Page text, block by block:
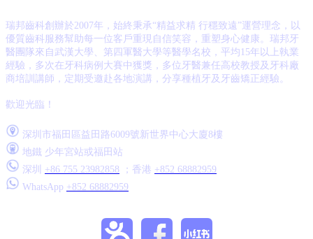
瑞邦齒科創辦於2007年，始終秉承“精益求精 行穩致遠”運營理念，以
優質齒科服務幫助每一位客戶重現自信笑容，重塑身心健康。 瑞邦牙
醫團隊來自武漢大學、第四軍醫大學等醫學名校，平均15年以上執業
經驗，多次在牙科病例大賽中獲獎，多位牙醫兼任高校教授及牙科廠
商培訓講師，定期受邀赴各地演講，分享種植牙及牙齒矯正經驗。
歡迎光臨！
深圳市福田區益田路6009號新世界中心大廈8樓
地鐵 少年宮站或福田站
深圳 +86 755 23982858 ；香港 +852 68882959
WhatsApp +852 68882959